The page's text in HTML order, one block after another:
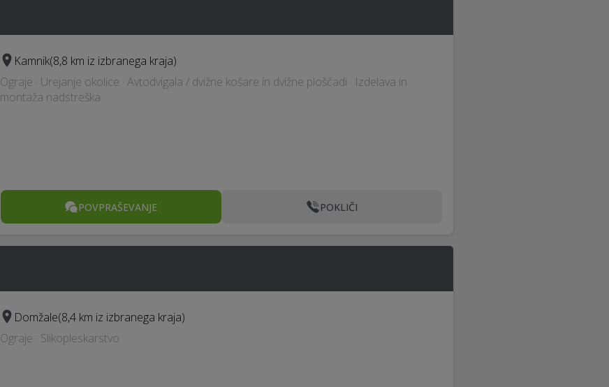
Kamnik(8,8 km iz izbranega kraja)
Ograje · Urejanje okolice · Avtodvigala / dvižne košare in dvižne ploščadi · Izdelava in
montaža nadstreška
POVPRAŠEVANJE POKLIČI
Domžale(8,4 km iz izbranega kraja)
Ograje · Slikopleskarstvo